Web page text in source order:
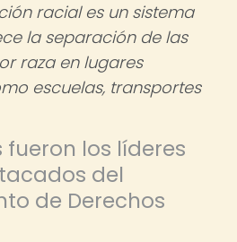
racial es un sistema
la separación de las
raza en lugares
escuelas, transportes
fueron los líderes
del
de Derechos